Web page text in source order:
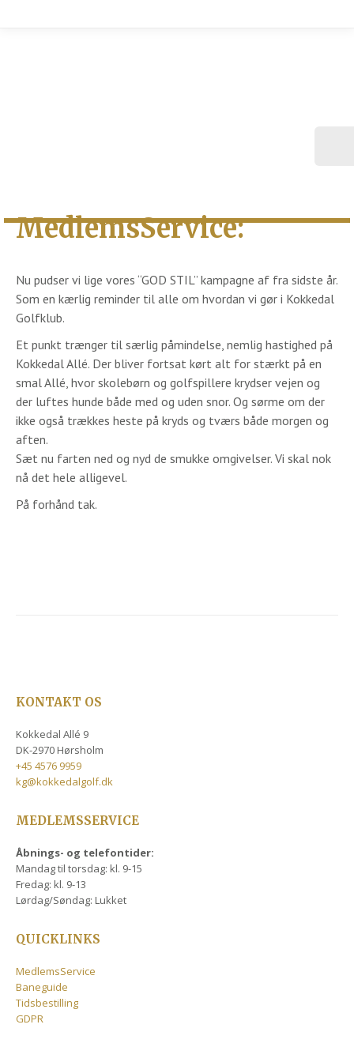
MedlemsService:
Nu pudser vi lige vores “GOD STIL” kampagne af fra sidste år.
Som en kærlig reminder til alle om hvordan vi gør i Kokkedal
Golfklub.
Et punkt trænger til særlig påmindelse, nemlig hastighed på
Kokkedal Allé. Der bliver fortsat kørt alt for stærkt på en
smal Allé, hvor skolebørn og golfspillere krydser vejen og
der luftes hunde både med og uden snor. Og sørme om der
ikke også trækkes heste på kryds og tværs både morgen og
aften.
Sæt nu farten ned og nyd de smukke omgivelser. Vi skal nok
nå det hele alligevel.
På forhånd tak.
KONTAKT OS
Kokkedal Allé 9
DK-2970 Hørsholm
+45 4576 9959
kg@kokkedalgolf.dk
MEDLEMSSERVICE
Åbnings- og telefontider:
Mandag til torsdag: kl. 9-15
Fredag: kl. 9-13
Lørdag/Søndag: Lukket
QUICKLINKS
MedlemsService
Baneguide
Tidsbestilling
GDPR